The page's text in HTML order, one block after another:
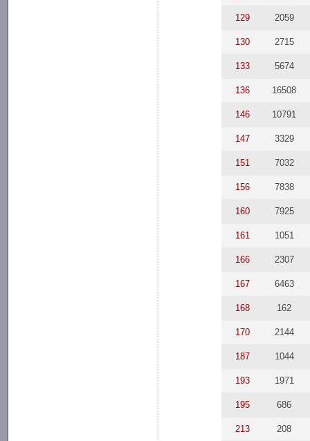
129 2059
130 2715
133 5674
136 16508
146 10791
147 3329
151 7032
156 7838
160 7925
161 1051
166 2307
167 6463
168 162
170 2144
187 1044
193 1971
195 686
213 208